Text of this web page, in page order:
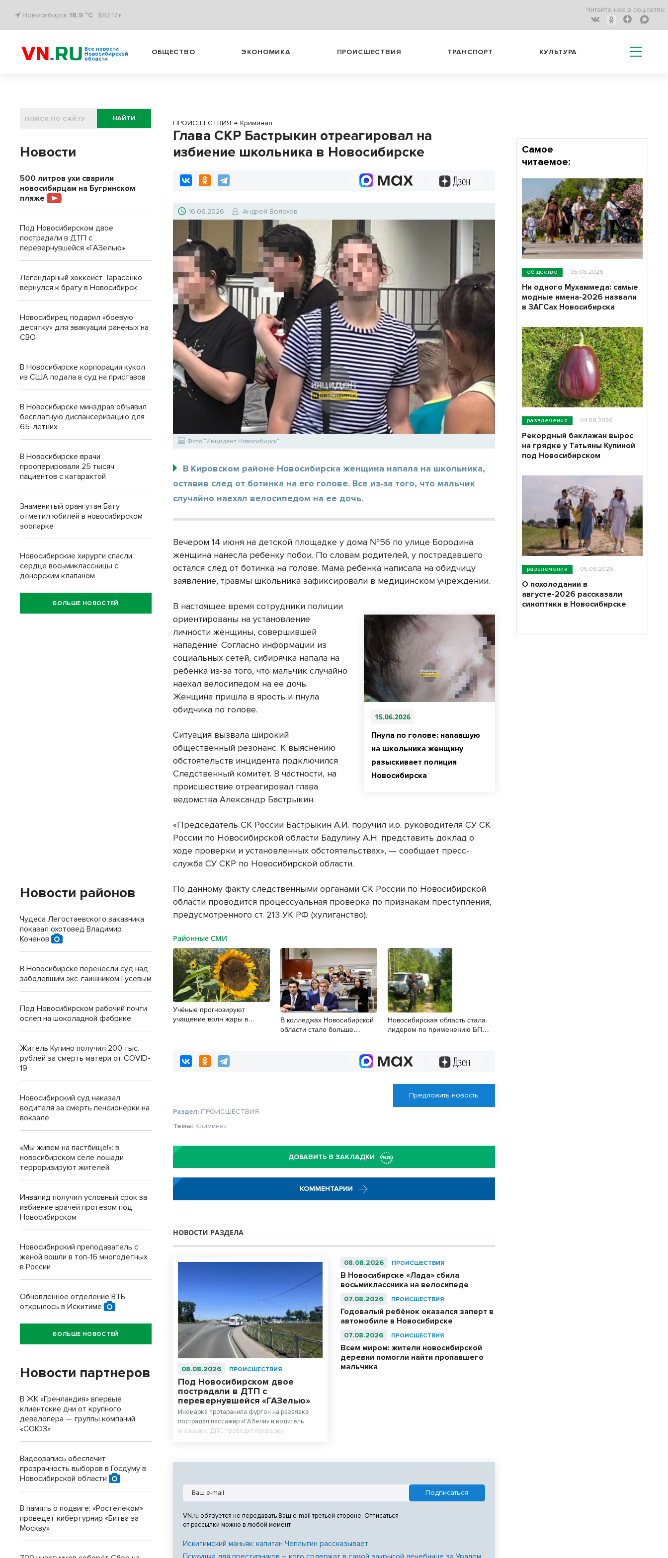
Новосибирск 18.9 °C $82.17↑
Читайте нас в соц.сетях:
Все новости
Новосибирской
области
ОБЩЕСТВО ЭКОНОМИКА ПРОИСШЕСТВИЯ ТРАНСПОРТ КУЛЬТУРА
ПРОИСШЕСТВИЯ → Криминал
Глава СКР Бастрыкин отреагировал на
избиение школьника в Новосибирске
16.06.2026 Андрей Волохов
Фото "Инцидент Новосибирск"
В Кировском районе Новосибирска женщина напала на школьника,
оставив след от ботинка на его голове. Все из-за того, что мальчик
случайно наехал велосипедом на ее дочь.
Вечером 14 июня на детской площадке у дома №56 по улице Бородина
женщина нанесла ребенку побои. По словам родителей, у пострадавшего
остался след от ботинка на голове. Мама ребенка написала на обидчицу
заявление, травмы школьника зафиксировали в медицинском учреждении.
15.06.2026
Пнула по голове: напавшую
на школьника женщину
разыскивает полиция
Новосибирска
В настоящее время сотрудники полиции
ориентированы на установление
личности женщины, совершившей
нападение. Согласно информации из
социальных сетей, сибирячка напала на
ребенка из-за того, что мальчик случайно
наехал велосипедом на ее дочь.
Женщина пришла в ярость и пнула
обидчика по голове.
Ситуация вызвала широкий
общественный резонанс. К выяснению
обстоятельств инцидента подключился
Следственный комитет. В частности, на
происшествие отреагировал глава
ведомства Александр Бастрыкин.
«Председатель СК России Бастрыкин А.И. поручил и.о. руководителя СУ СК
России по Новосибирской области Бадулину А.Н. представить доклад о
ходе проверки и установленных обстоятельствах», — сообщает пресс-
служба СУ СКР по Новосибирской области.
По данному факту следственными органами СК России по Новосибирской
области проводится процессуальная проверка по признакам преступления,
предусмотренного ст. 213 УК РФ (хулиганство).
Районные СМИ
Учёные прогнозируют
учащение волн жары в
В колледжах Новосибирской
области стало больше
Новосибирская область стала
лидером по применению БПЛА
Предложить новость
Раздел: ПРОИСШЕСТВИЯ
Темы: Криминал
ДОБАВИТЬ В ЗАКЛАДКИ
КОММЕНТАРИИ
НОВОСТИ РАЗДЕЛА
08.08.2026 ПРОИСШЕСТВИЯ
Под Новосибирском двое
пострадали в ДТП с
перевернувшейся «ГАЗелью»
Иномарка протаранила фургон на развязке,
пострадал пассажир «ГАЗели» и водитель
иномарки. ДПС проводит проверку.
08.08.2026 ПРОИСШЕСТВИЯ
В Новосибирске «Лада» сбила
восьмиклассника на велосипеде
07.08.2026 ПРОИСШЕСТВИЯ
Годовалый ребёнок оказался заперт в
автомобиле в Новосибирске
07.08.2026 ПРОИСШЕСТВИЯ
Всем миром: жители новосибирской
деревни помогли найти пропавшего
мальчика
VN.ru обязуется не передавать Ваш e-mail третьей стороне. Отписаться
от рассылки можно в любой момент
Искитимский маньяк: капитан Чеплыгин рассказывает
НАЙТИ
Новости
500 литров ухи сварили
новосибирцам на Бугринском
пляже
Под Новосибирском двое
пострадали в ДТП с
перевернувшейся «ГАЗелью»
Легендарный хоккеист Тарасенко
вернулся к брату в Новосибирск
Новосибирец подарил «боевую
десятку» для эвакуации раненых на
СВО
В Новосибирске корпорация кукол
из США подала в суд на приставов
В Новосибирске минздрав объявил
бесплатную диспансеризацию для
65-летних
В Новосибирске врачи
прооперировали 25 тысяч
пациентов с катарактой
Знаменитый орангутан Бату
отметил юбилей в новосибирском
зоопарке
Новосибирские хирурги спасли
сердце восьмиклассницы с
донорским клапаном
БОЛЬШЕ НОВОСТЕЙ
Новости районов
Чудеса Легостаевского заказника
показал охотовед Владимир
Коченов
В Новосибирске перенесли суд над
заболевшим экс-гаишником Гусевым
Под Новосибирском рабочий почти
ослеп на шоколадной фабрике
Житель Купино получил 200 тыс.
рублей за смерть матери от COVID-
19
Новосибирский суд наказал
водителя за смерть пенсионерки на
вокзале
«Мы живём на пастбище!»: в
новосибирском селе лошади
терроризируют жителей
Инвалид получил условный срок за
избиение врачей протезом под
Новосибирском
Новосибирский преподаватель с
женой вошли в топ-16 многодетных
в России
Обновлённое отделение ВТБ
открылось в Искитиме
БОЛЬШЕ НОВОСТЕЙ
Новости партнеров
В ЖК «Гренландия» впервые
клиентские дни от крупного
девелопера — группы компаний
«СОЮЗ»
Видеозапись обеспечит
прозрачность выборов в Госдуму в
Новосибирской области
В память о подвиге: «Ростелеком»
проведет кибертурнир «Битва за
Москву»
Самое
читаемое:
общество 05.08.2026
Ни одного Мухаммеда: самые
модные имена-2026 назвали
в ЗАГСах Новосибирска
развлечения 04.08.2026
Рекордный баклажан вырос
на грядке у Татьяны Купиной
под Новосибирском
развлечения 05.08.2026
О похолодании в
августе-2026 рассказали
синоптики в Новосибирске